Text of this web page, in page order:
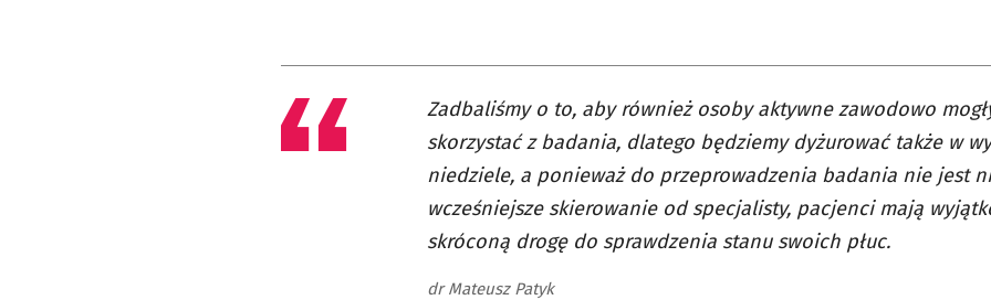
Zadbaliśmy o to, aby również osoby aktywne zawodowo
skorzystać z badania, dlatego będziemy dyżurować także w
niedziele, a ponieważ do przeprowadzenia badania nie jest
wcześniejsze skierowanie od specjalisty, pacjenci mają
skróconą drogę do sprawdzenia stanu swoich płuc.
dr Mateusz Patyk